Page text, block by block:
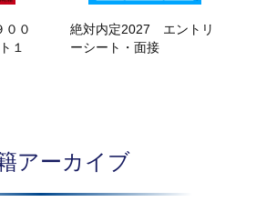
００
１
絶対内定2027 エントリ
ーシート・面接
アーカイブ